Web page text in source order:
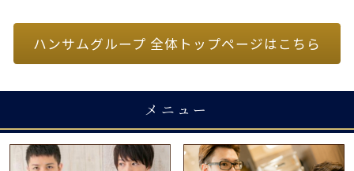
ハンサムグループ 全体トップページはこちら
メニュー